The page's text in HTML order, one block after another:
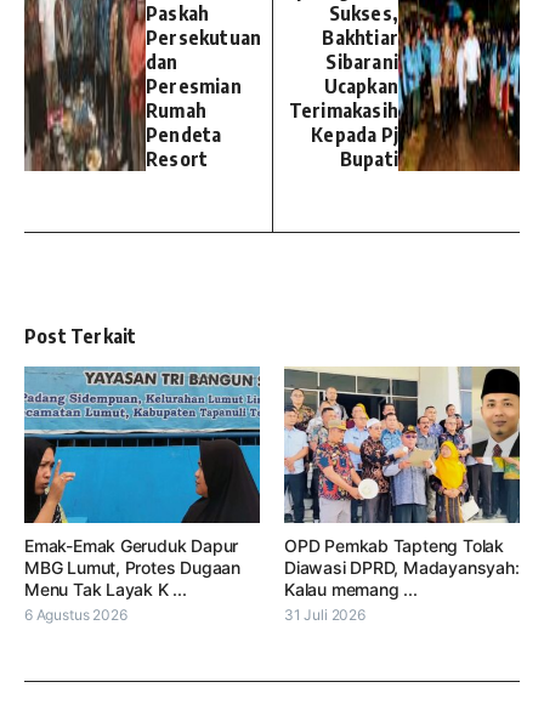
Paskah
Persekutuan
dan
Peresmian
Rumah
Pendeta
Resort
Sukses,
Bakhtiar
Sibarani
Ucapkan
Terimakasih
Kepada Pj
Bupati
Post Terkait
Emak-Emak Geruduk Dapur
MBG Lumut, Protes Dugaan
Menu Tak Layak K ...
6 Agustus 2026
OPD Pemkab Tapteng Tolak
Diawasi DPRD, Madayansyah:
Kalau memang ...
31 Juli 2026